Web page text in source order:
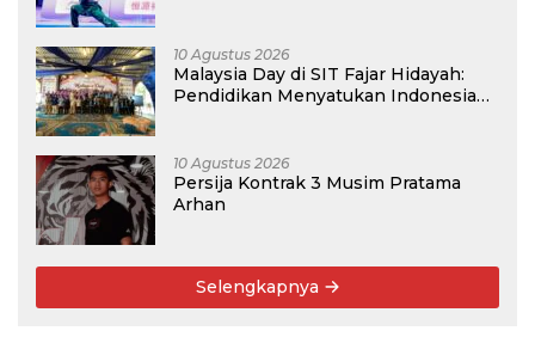
10 Agustus 2026
Malaysia Day di SIT Fajar Hidayah:
Pendidikan Menyatukan Indonesia
10 Agustus 2026
Persija Kontrak 3 Musim Pratama
Arhan
Selengkapnya